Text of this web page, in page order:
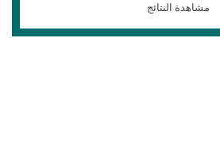
مشاهدة النتائج